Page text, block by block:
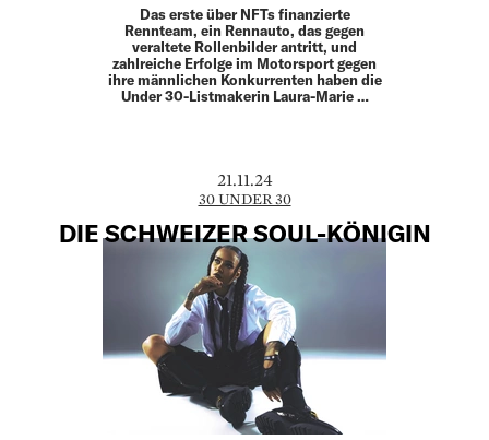
Das erste über NFTs finanzierte
Rennteam, ein Rennauto, das gegen
veraltete Rollenbilder antritt, und
zahlreiche Erfolge im Motorsport gegen
ihre männlichen Konkurrenten haben die
Under 30-Listmakerin Laura-Marie …
21.11.24
30 UNDER 30
DIE SCHWEIZER SOUL-KÖNIGIN